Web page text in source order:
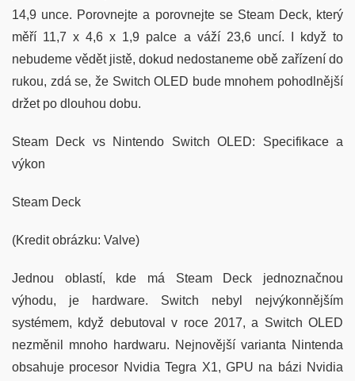
14,9 unce. Porovnejte a porovnejte se Steam Deck, který
měří 11,7 x 4,6 x 1,9 palce a váží 23,6 uncí. I když to
nebudeme vědět jistě, dokud nedostaneme obě zařízení do
rukou, zdá se, že Switch OLED bude mnohem pohodlnější
držet po dlouhou dobu.
Steam Deck vs Nintendo Switch OLED: Specifikace a
výkon
Steam Deck
(Kredit obrázku: Valve)
Jednou oblastí, kde má Steam Deck jednoznačnou
výhodu, je hardware. Switch nebyl nejvýkonnějším
systémem, když debutoval v roce 2017, a Switch OLED
nezměnil mnoho hardwaru. Nejnovější varianta Nintenda
obsahuje procesor Nvidia Tegra X1, GPU na bázi Nvidia